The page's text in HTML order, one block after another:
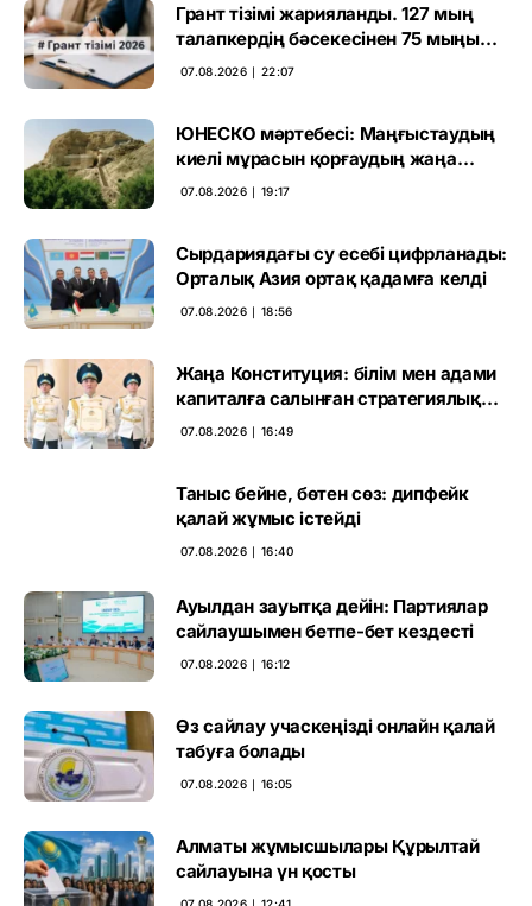
Грант тізімі жарияланды. 127 мың
талапкердің бәсекесінен 75 мыңы
өтті
07.08.2026 ∣ 22:07
ЮНЕСКО мәртебесі: Маңғыстаудың
киелі мұрасын қорғаудың жаңа
кезеңі басталды
07.08.2026 ∣ 19:17
Сырдариядағы су есебі цифрланады:
Орталық Азия ортақ қадамға келді
07.08.2026 ∣ 18:56
Жаңа Конституция: білім мен адами
капиталға салынған стратегиялық
негіз
07.08.2026 ∣ 16:49
Таныс бейне, бөтен сөз: дипфейк
қалай жұмыс істейді
07.08.2026 ∣ 16:40
Ауылдан зауытқа дейін: Партиялар
сайлаушымен бетпе-бет кездесті
07.08.2026 ∣ 16:12
Өз сайлау учаскеңізді онлайн қалай
табуға болады
07.08.2026 ∣ 16:05
Алматы жұмысшылары Құрылтай
сайлауына үн қосты